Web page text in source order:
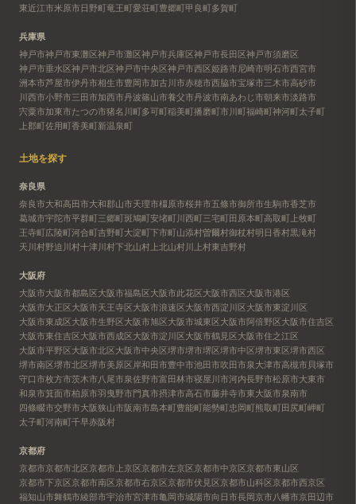
東近江市米原市日野町竜王町愛荘町豊郷町甲良町多賀町
兵庫県
神戸市神戸市東灘区神戸市灘区神戸市兵庫区神戸市長田区神戸市須磨区
神戸市垂水区神戸市北区神戸市中央区神戸市西区姫路市尼崎市明石市西宮市
洲本市芦屋市伊丹市相生市豊岡市加古川市赤穂市西脇市宝塚市三木市高砂市
川西市小野市三田市加西市丹波篠山市養父市丹波市南あわじ市朝来市淡路市
宍粟市加東市たつの市猪名川町多可町稲美町播磨町市川町福崎町神河町太子町
上郡町佐用町香美町新温泉町
土地を探す
奈良県
奈良市大和高田市大和郡山市天理市橿原市桜井市五條市御所市生駒市香芝市
葛城市宇陀市平群町三郷町斑鳩町安堵町川西町三宅町田原本町高取町 上牧町
王寺町広陵町河合町吉野町大淀町下市町山添村曽爾村御杖村明日香村黒滝村
天川村野迫川村十津川村下北山村 上北山村川上村東吉野村
大阪府
大阪市大阪市都島区大阪市福島区大阪市此花区大阪市西区大阪市港区
大阪市大正区大阪市天王寺区大阪市浪速区大阪市西淀川区大阪市東淀川区
大阪市東成区大阪市生野区大阪市旭区大阪市城東区大阪市阿倍野区大阪市住吉区
大阪市東住吉区大阪市西成区大阪市淀川区大阪市鶴見区大阪市住之江区
大阪市平野区大阪市北区大阪市中央区堺市堺市堺区堺市中区堺市東区堺市西区
堺市南区堺市北区堺市美原区岸和田市豊中市池田市吹田市泉大津市高槻市 貝塚市
守口市枚方市茨木市八尾市泉佐野市富田林市寝屋川市河内長野市松原市大東市
和泉市箕面市柏原市羽曳野市門真市摂津市高石市藤井寺市東大阪市泉南市
四條畷市交野市大阪狭山市阪南市島本町豊能町能勢町忠岡町熊取町田尻町岬町
太子町河南町千早赤阪村
京都府
京都市京都市北区京都市上京区京都市左京区京都市中京区京都市東山区
京都市下京区京都市南区京都市右京区京都市伏見区京都市山科区京都市西京区
福知山市舞鶴市綾部市宇治市宮津市亀岡市城陽市向日市長岡京市八幡市京田辺市